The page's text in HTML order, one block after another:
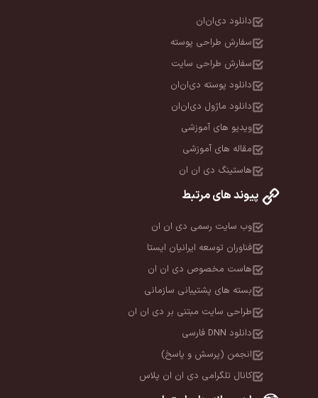
دانلود دی‌ان‌ان
سفارش طراحی پوسته
سفارش طراحی سایت
دانلود پوسته دی‌ان‌ان
دانلود ماژول دی‌ان‌ان
ویدیو های آموزشی
مقاله های آموزشی
هاستینگ دی ان ان
پیوند های مرتبط
وب سایت رسمی دی ان ان
فناوران توسعه ایرانیان ایستا
هاست مخصوص دی ان ان
بسته های پشتیبانی سازمانی
طراحی سایت مبتنی بر دی ان ان
دانلود DNN فارسی
انجمن (پرسش و پاسخ)
کانال تلگرامی دی ان ان پلاس